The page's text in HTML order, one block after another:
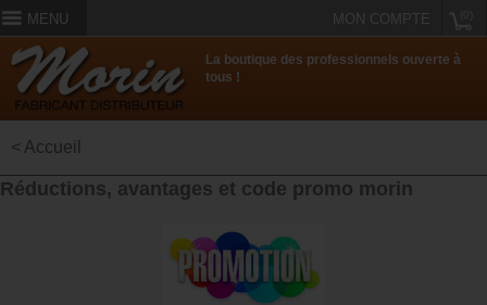
MENU MON COMPTE
La boutique des professionnels ouverte à
tous !
< Accueil
Réductions, avantages et code promo morin